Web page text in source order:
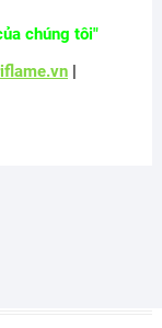
chúng tôi"
|